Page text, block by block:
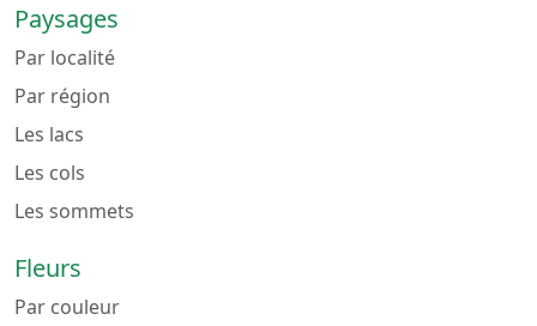
Paysages
Par localité
Par région
Les lacs
Les cols
Les sommets
Fleurs
Par couleur